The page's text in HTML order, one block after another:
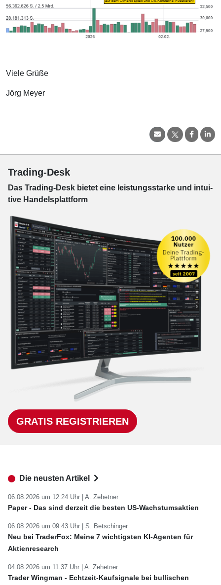
Viele Grüße
Jörg Meyer
Trading-Desk
Das Trading-Desk bie­tet eine leis­tungs­star­ke und in­tui­
tive Han­dels­platt­form
GRATIS REGISTRIEREN
Die neusten Artikel
06.08.2026 um 12:24 Uhr | A. Zehetner
Paper - Das sind derzeit die besten US-Wachstumsaktien
06.08.2026 um 09:43 Uhr | S. Betschinger
Neu bei TraderFox: Meine 7 wichtigsten KI-Agenten für
Aktienresearch
04.08.2026 um 11:37 Uhr | A. Zehetner
Trader Wingman - Echtzeit-Kaufsignale bei bullischen